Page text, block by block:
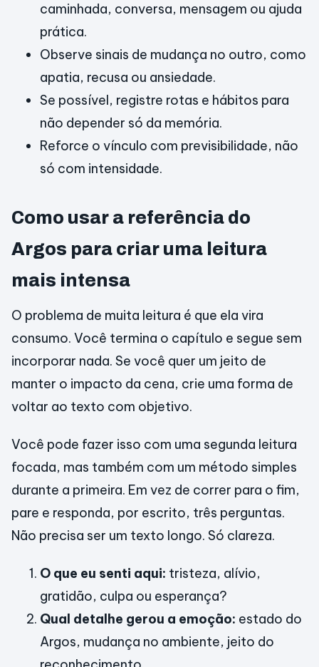
caminhada, conversa, mensagem ou ajuda
prática.
Observe sinais de mudança no outro, como
apatia, recusa ou ansiedade.
Se possível, registre rotas e hábitos para
não depender só da memória.
Reforce o vínculo com previsibilidade, não
só com intensidade.
Como usar a referência do
Argos para criar uma leitura
mais intensa
O problema de muita leitura é que ela vira
consumo. Você termina o capítulo e segue sem
incorporar nada. Se você quer um jeito de
manter o impacto da cena, crie uma forma de
voltar ao texto com objetivo.
Você pode fazer isso com uma segunda leitura
focada, mas também com um método simples
durante a primeira. Em vez de correr para o fim,
pare e responda, por escrito, três perguntas.
Não precisa ser um texto longo. Só clareza.
O que eu senti aqui: tristeza, alívio,
gratidão, culpa ou esperança?
Qual detalhe gerou a emoção: estado do
Argos, mudança no ambiente, jeito do